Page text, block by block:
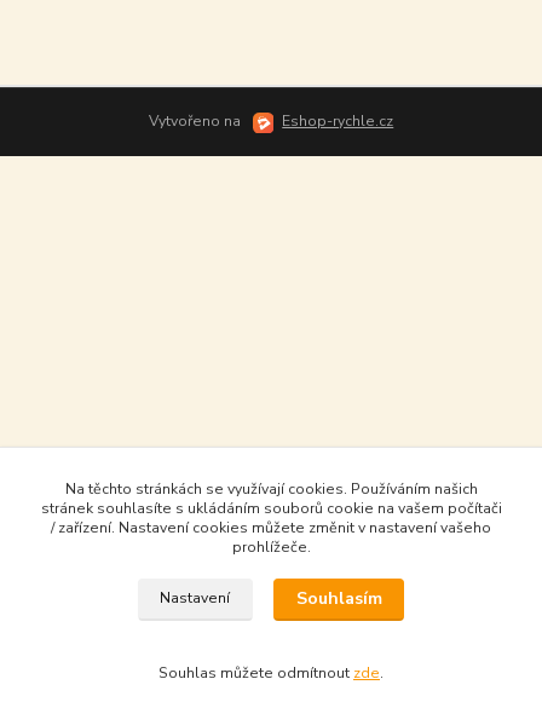
Vytvořeno na Eshop-rychle.cz
Na těchto stránkách se využívají cookies. Používáním našich
stránek souhlasíte s ukládáním souborů cookie na vašem počítači
/ zařízení. Nastavení cookies můžete změnit v nastavení vašeho
prohlížeče.
Nastavení Souhlasím
Souhlas můžete odmítnout zde.